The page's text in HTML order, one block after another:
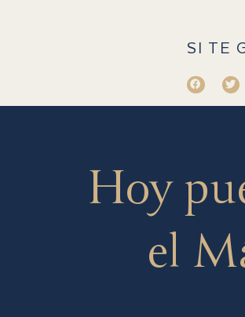
SI TE
Hoy
el